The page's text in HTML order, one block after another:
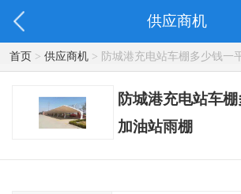
供应商机
首页> 供应商机> 防城港充电站车棚多少钱一
防城港充电站车
加油站雨棚